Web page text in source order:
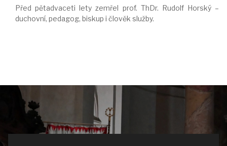
Před pětadvaceti lety zemřel prof. ThDr. Rudolf Horský –
duchovní, pedagog, biskup i člověk služby.